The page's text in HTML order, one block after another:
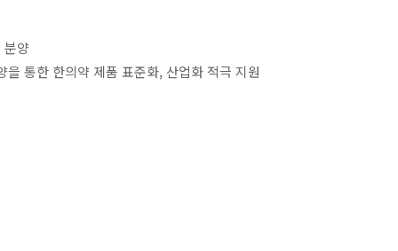
분양
통한 한의약 제품 표준화, 산업화 적극 지원